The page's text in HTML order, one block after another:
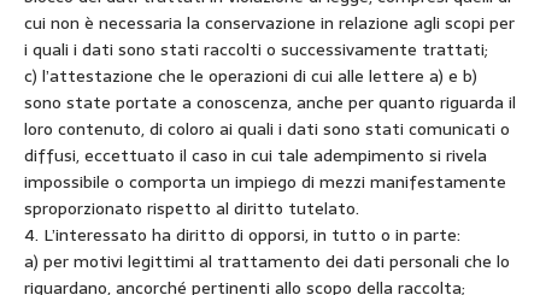
cui non è necessaria la conservazione in relazione agli scopi per
i quali i dati sono stati raccolti o successivamente trattati;
c) l’attestazione che le operazioni di cui alle lettere a) e b)
sono state portate a conoscenza, anche per quanto riguarda il
loro contenuto, di coloro ai quali i dati sono stati comunicati o
diffusi, eccettuato il caso in cui tale adempimento si rivela
impossibile o comporta un impiego di mezzi manifestamente
sproporzionato rispetto al diritto tutelato.
4. L’interessato ha diritto di opporsi, in tutto o in parte:
a) per motivi legittimi al trattamento dei dati personali che lo
riguardano, ancorché pertinenti allo scopo della raccolta;